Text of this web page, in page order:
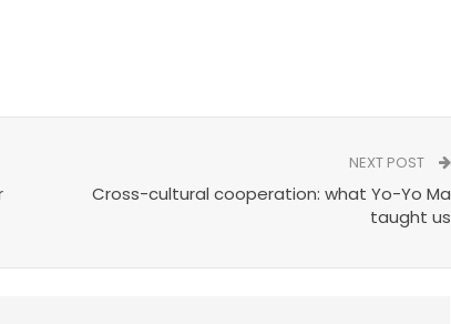
NEXT POST
Cross-cultural cooperation: what Yo-Yo Ma
taught us